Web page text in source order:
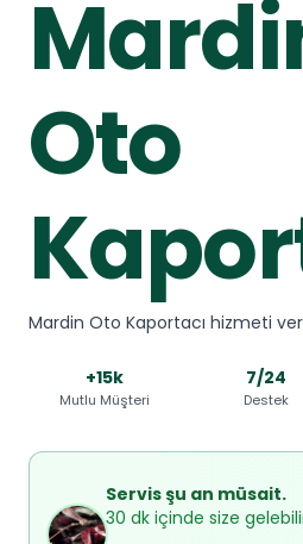
Oto
Mardin Oto Kaportacı hizmeti
+15k
Mutlu Müşteri
7/24
Destek
Servis şu an müsait.
30 dk içinde size